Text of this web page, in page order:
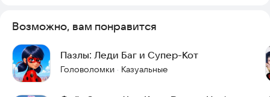
Возможно, вам понравится
Пазлы: Леди Баг и Супер-Кот
Головоломки · Казуальные